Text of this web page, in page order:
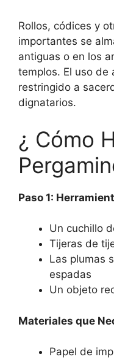
Rollos, códices y
importantes se
antiguas o en los
templos. El uso de
restringido a
dignatarios.
¿ Cómo
Paso 1:
Un cuchillo
Tijeras de
Las plumas
espadas
Un objeto
Materiales que
Papel de